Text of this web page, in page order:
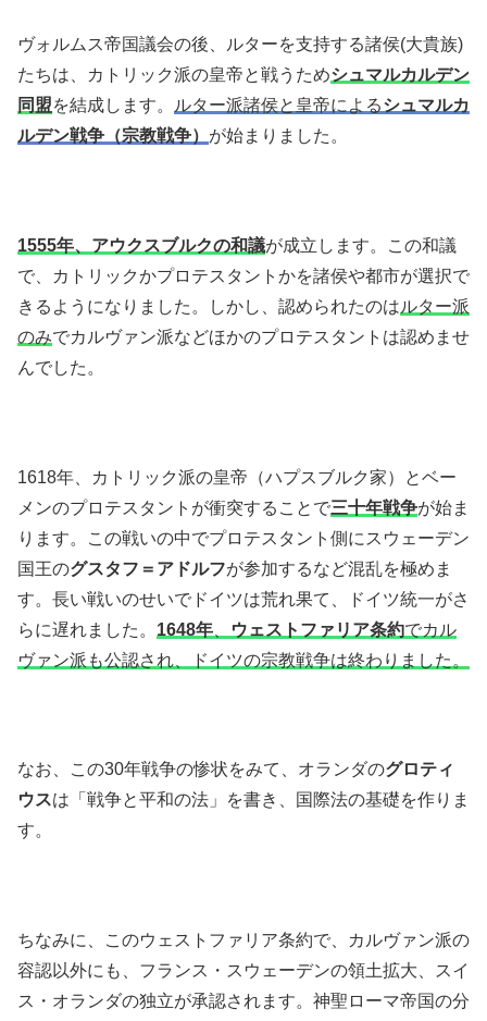
ヴォルムス帝国議会の後、ルターを支持する諸侯(大貴族)
たちは、カトリック派の皇帝と戦うためシュマルカルデン
同盟を結成します。 ルター派諸侯と皇帝によるシュマルカ
ルデン戦争（宗教戦争） が始まりました。
1555年、アウクスブルクの和議が成立します。この和議
で、カトリックかプロテスタントかを諸侯や都市が選択で
きるようになりました。しかし、認められたのはルター派
のみでカルヴァン派などほかのプロテスタントは認めませ
んでした。
1618年、カトリック派の皇帝（ハプスブルク家）とベー
メンのプロテスタントが衝突することで三十年戦争が始ま
ります。この戦いの中でプロテスタント側にスウェーデン
国王のグスタフ＝アドルフが参加するなど混乱を極めま
す。長い戦いのせいでドイツは荒れ果て、ドイツ統一がさ
らに遅れました。 1648年 ウェストファリア条約でカル
ヴァン派も公認され、ドイツの宗教戦争は終わりました。
なお、この30年戦争の惨状をみて、オランダのグロティ
ウスは「戦争と平和の法」を書き、国際法の基礎を作りま
す。
ちなみに、このウェストファリア条約で、カルヴァン派の
容認以外にも、フランス・スウェーデンの領土拡大、スイ
ス・オランダの独立が承認されます。神聖ローマ帝国の分